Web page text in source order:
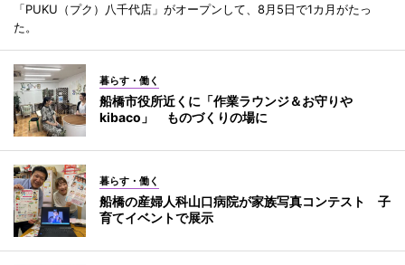
「PUKU（プク）八千代店」がオープンして、8月5日で1カ月がたっ
た。
暮らす・働く
船橋市役所近くに「作業ラウンジ＆お守りや
kibaco」 ものづくりの場に
暮らす・働く
船橋の産婦人科山口病院が家族写真コンテスト 子
育てイベントで展示